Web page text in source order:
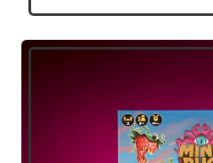
jeu vidéo. Si son rêve
flèche dans le genou